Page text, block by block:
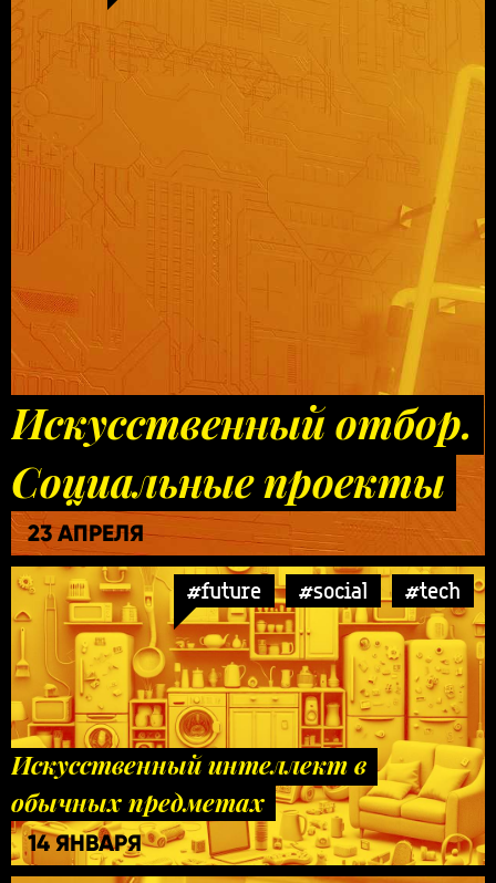
Искусственный отбор.
Социальные проекты
23 АПРЕЛЯ
#future #social #tech
Искусственный интеллект в
обычных предметах
14 ЯНВАРЯ